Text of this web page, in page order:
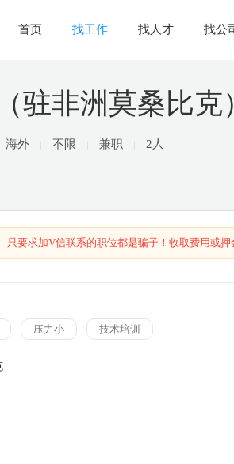
首页 找工作 找人才 找公
驻非洲莫桑比克
海外 不限 兼职 2人
要求加V信联系的职位都是骗子！收取费用或押
压力小 技术培训